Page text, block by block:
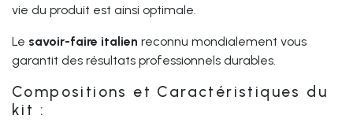
vie du produit est ainsi optimale.
Le savoir-faire italien reconnu mondialement vous
garantit des résultats professionnels durables.
Compositions et Caractéristiques du
kit :